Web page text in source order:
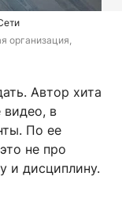
организация,
Автор хита
видео, в
По ее
не про
и дисциплину.